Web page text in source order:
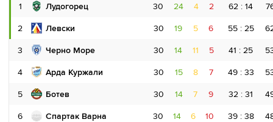
1 Лудогорец
2 Левски
3 Черно Море
4 Арда Куржали
5 Ботев
6 Спартак Варна
30 24 4 2 62 : 14
30 19 5 6 55 : 25
30 14 11 5 41 : 25
30 15 8 7 49 : 33
30 14 7 9 32 : 31
30 14 6 10 39 : 38